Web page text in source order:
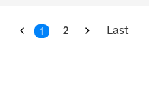
1 2 Last